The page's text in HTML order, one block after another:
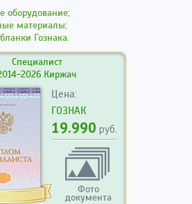
оборудование;
материалы;
Гознака.
Специалист
2026 Киржач
Цена:
ГОЗНАК
19.990 руб.
Фото
документа